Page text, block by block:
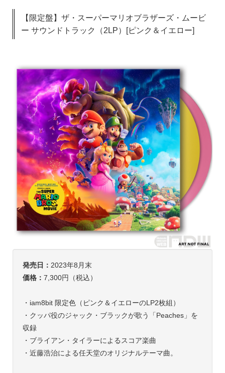
【限定盤】ザ・スーパーマリオブラザーズ・ムービ
ー サウンドトラック（2LP）[ピンク＆イエロー]
発売日： 2023年8月末
価格： 7,300円（税込）
・iam8bit 限定色（ピンク＆イエローのLP2枚組）
・クッパ役のジャック・ブラックが歌う「Peaches」を
収録
・ブライアン・タイラーによるスコア楽曲
・近藤浩治による任天堂のオリジナルテーマ曲。